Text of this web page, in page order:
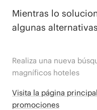
Mientras lo
algunas
Realiza una nueva
magníficos hoteles
Visita la página
promociones